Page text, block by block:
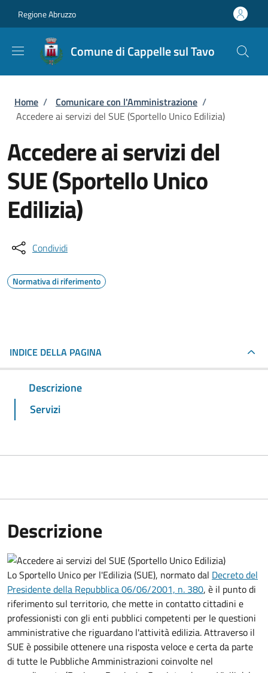
Regione Abruzzo
Comune di Cappelle sul Tavo
Briciole di pane
Home / Comunicare con l'Amministrazione /
Accedere ai servizi del SUE (Sportello Unico Edilizia)
Accedere ai servizi del
SUE (Sportello Unico
Edilizia)
Condividi
Normativa di riferimento
INDICE DELLA PAGINA
Descrizione
Servizi
Descrizione
Lo Sportello Unico per l'Edilizia (SUE), normato dal Decreto del
Presidente della Repubblica 06/06/2001, n. 380, è il punto di
riferimento sul territorio, che mette in contatto cittadini e
professionisti con gli enti pubblici competenti per le questioni
amministrative che riguardano l'attività edilizia. Attraverso il
SUE è possibile ottenere una risposta veloce e certa da parte
di tutte le Pubbliche Amministrazioni coinvolte nel